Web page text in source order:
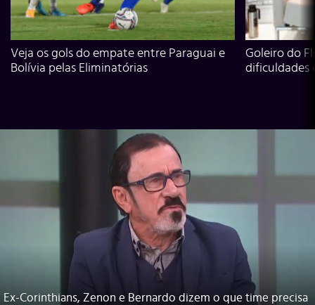
Veja os gols do empate entre Paraguai e
Bolívia pelas Eliminatórias
Goleiro do
dificuldades
Ex-Corinthians, Zenon e Bernardo dizem o que time precisa